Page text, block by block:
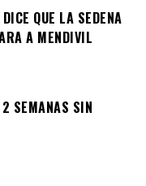
QUE LA SEDENA
A MENDIVIL
SEMANAS SIN